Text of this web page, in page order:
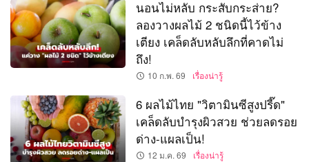
นอนไม่หลับ กระสับกระส่าย?
ลองวางผลไม้ 2 ชนิดนี้ไว้ข้าง
เตียง เคล็ดลับหลับลึกที่คาดไม่
ถึง!
10 ก.พ. 69 เรื่องน่ารู้
6 ผลไม้ไทย "วิตามินซีสูงปรี๊ด"
เคล็ดลับบำรุงผิวสวย ช่วยลดรอย
ด่าง-แผลเป็น!
12 ม.ค. 69 เรื่องน่ารู้